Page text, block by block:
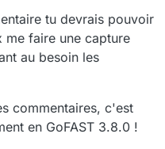
tu devrais pouvoir
me faire une capture
au besoin les
commentaires, c'est
en GoFAST 3.8.0 !